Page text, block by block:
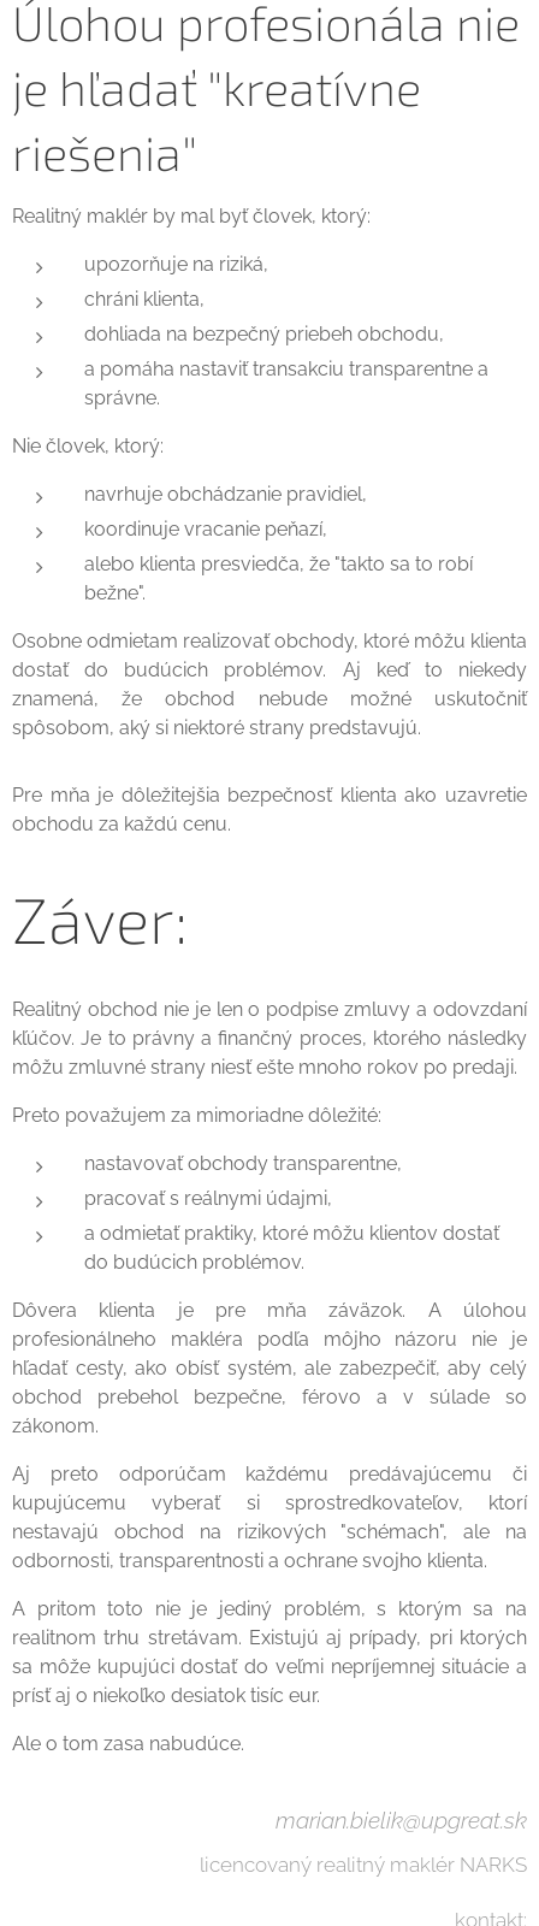
Úlohou profesionála nie
je hľadať "kreatívne
riešenia"
Realitný maklér by mal byť človek, ktorý:
upozorňuje na riziká,
chráni klienta,
dohliada na bezpečný priebeh obchodu,
a pomáha nastaviť transakciu transparentne a
správne.
Nie človek, ktorý:
navrhuje obchádzanie pravidiel,
koordinuje vracanie peňazí,
alebo klienta presviedča, že "takto sa to robí
bežne".
Osobne odmietam realizovať obchody, ktoré môžu klienta
dostať do budúcich problémov. Aj keď to niekedy
znamená, že obchod nebude možné uskutočniť
spôsobom, aký si niektoré strany predstavujú.
Pre mňa je dôležitejšia bezpečnosť klienta ako uzavretie
obchodu za každú cenu.
Záver:
Realitný obchod nie je len o podpise zmluvy a odovzdaní
kľúčov. Je to právny a finančný proces, ktorého následky
môžu zmluvné strany niesť ešte mnoho rokov po predaji.
Preto považujem za mimoriadne dôležité:
nastavovať obchody transparentne,
pracovať s reálnymi údajmi,
a odmietať praktiky, ktoré môžu klientov dostať
do budúcich problémov.
Dôvera klienta je pre mňa záväzok. A úlohou
profesionálneho makléra podľa môjho názoru nie je
hľadať cesty, ako obísť systém, ale zabezpečiť, aby celý
obchod prebehol bezpečne, férovo a v súlade so
zákonom.
Aj preto odporúčam každému predávajúcemu či
kupujúcemu vyberať si sprostredkovateľov, ktorí
nestavajú obchod na rizikových "schémach", ale na
odbornosti, transparentnosti a ochrane svojho klienta.
A pritom toto nie je jediný problém, s ktorým sa na
realitnom trhu stretávam. Existujú aj prípady, pri ktorých
sa môže kupujúci dostať do veľmi nepríjemnej situácie a
prísť aj o niekoľko desiatok tisíc eur.
Ale o tom zasa nabudúce.
marian.bielik@upgreat.sk
licencovaný realitný maklér NARKS
kontakt: